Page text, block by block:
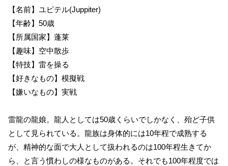
【名前】ユピテル(Juppiter)
【年齢】50歳
【所属国家】蓬莱
【趣味】空中散歩
【特技】雷を操る
【好きなもの】模擬戦
【嫌いなもの】実戦
雷龍の龍娘。龍人としては50歳くらいでしかなく、殆ど子供
として見られている。龍族は身体的には10年程で成熟する
が、精神的な面で大人として扱われるのは100年程生きてか
ら、と言う慣わしの様なものがある。それでも100年程度では